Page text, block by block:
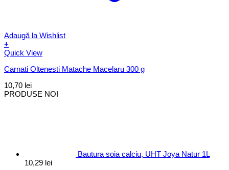
Adaugă la Wishlist
+
Quick View
Carnati Oltenesti Matache Macelaru 300 g
10,70 lei
PRODUSE NOI
Bautura soia calciu, UHT Joya Natur 1L
10,29 lei